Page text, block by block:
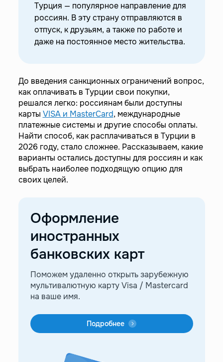
—Криптовалюта
Карты UnionPay российских банков
—Виртуальные карты
—Открытие мультивалютной карты
VISA/MasterCard с Easy Payments
—Зарубежные карты для оплаты покупок за
границей
Турция — популярное направление для
россиян. В эту страну отправляются в
отпуск, к друзьям, а также по работе и
даже на постоянное место жительства.
До введения санкционных ограничений вопрос,
как оплачивать в Турции свои покупки,
решался легко: россиянам были доступны
карты VISA и MasterCard, международные
платежные системы и другие способы оплаты.
Найти способ, как расплачиваться в Турции в
2026 году, стало сложнее. Рассказываем, какие
варианты остались доступны для россиян и как
выбрать наиболее подходящую опцию для
своих целей.
Оформление
иностранных
банковских карт
Поможем удаленно открыть зарубежную
мультивалютную карту Visa / Mastercard
на ваше имя.
Подробнее